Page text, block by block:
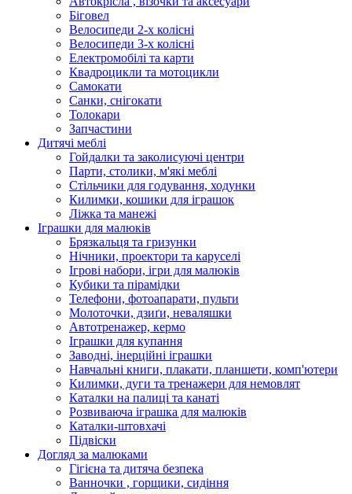
Біговел
Велосипеди 2-х колісні
Велосипеди 3-х колісні
Електромобілі та карти
Квадроцикли та мотоцикли
Самокати
Санки, снігокати
Толокари
Запчастини
Дитячі меблі
Гойдалки та заколисуючі центри
Парти, столики, м'які меблі
Стільчики для годування, ходунки
Килимки, кошики для іграшок
Ліжка та манежі
Іграшки для малюків
Брязкальця та гризунки
Нічники, проектори та каруселі
Ігрові набори, ігри для малюків
Кубики та пірамідки
Телефони, фотоапарати, пульти
Молоточки, дзиґи, неваляшки
Автотренажер, кермо
Іграшки для купання
Заводні, інерційні іграшки
Навчальні книги, плакати, планшети, комп'ютери
Килимки, дуги та тренажери для немовлят
Каталки на палиці та канаті
Розвиваюча іграшка для малюків
Каталки-штовхачі
Підвіски
Догляд за малюками
Гігієна та дитяча безпека
Ванночки , горщики, сидіння